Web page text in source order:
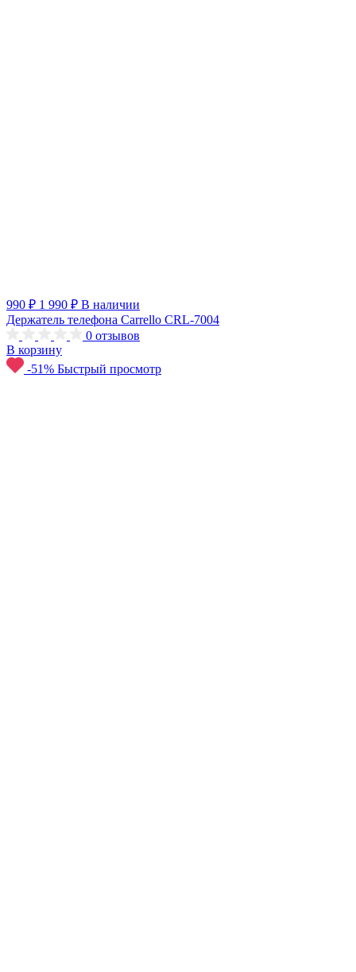
990 ₽ 1 990 ₽ В наличии
Держатель телефона Carrello CRL-7004
0 отзывов
В корзину
-51% Быстрый просмотр